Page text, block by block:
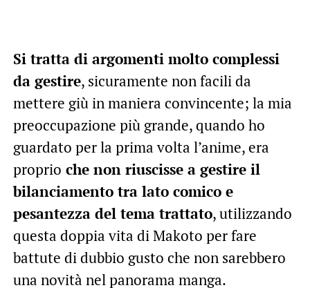
Si tratta di argomenti molto complessi
da gestire, sicuramente non facili da
mettere giù in maniera convincente; la mia
preoccupazione più grande, quando ho
guardato per la prima volta l’anime, era
proprio che non riuscisse a gestire il
bilanciamento tra lato comico e
pesantezza del tema trattato, utilizzando
questa doppia vita di Makoto per fare
battute di dubbio gusto che non sarebbero
una novità nel panorama manga.